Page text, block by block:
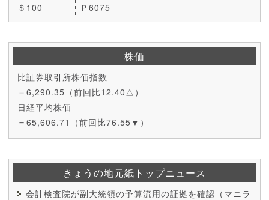
＄100
Ｐ6075
株価
比証券取引所株価指数
＝6,290.35（前回比12.40△）
日経平均株価
＝65,606.71（前回比76.55▼）
きょうの地元紙トップニュース
会計検査院が副大統領の予算流用の証拠を確認（マニラ